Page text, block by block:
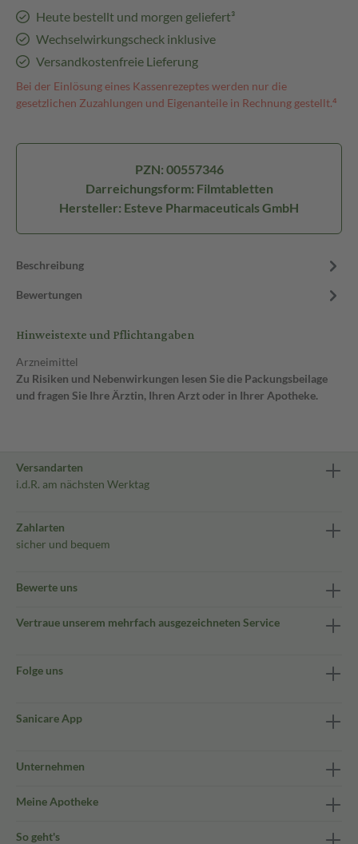
Heute bestellt und morgen geliefert³
Wechselwirkungscheck inklusive
Versandkostenfreie Lieferung
Bei der Einlösung eines Kassenrezeptes werden nur die
gesetzlichen Zuzahlungen und Eigenanteile in Rechnung gestellt.⁴
PZN: 00557346
Darreichungsform: Filmtabletten
Hersteller: Esteve Pharmaceuticals GmbH
Beschreibung
Bewertungen
Hinweistexte und Pflichtangaben
Arzneimittel
Zu Risiken und Nebenwirkungen lesen Sie die Packungsbeilage
und fragen Sie Ihre Ärztin, Ihren Arzt oder in Ihrer Apotheke.
Versandarten
i.d.R. am nächsten Werktag
Zahlarten
sicher und bequem
Bewerte uns
Vertraue unserem mehrfach ausgezeichneten Service
Folge uns
Sanicare App
Unternehmen
Meine Apotheke
So geht's